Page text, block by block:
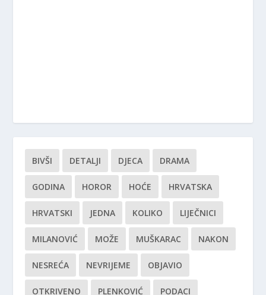
BIVŠI DETALJI DJECA DRAMA
GODINA HOROR HOĆE HRVATSKA
HRVATSKI JEDNA KOLIKO LIJEČNICI
MILANOVIĆ MOŽE MUŠKARAC NAKON
NESREĆA NEVRIJEME OBJAVIO
OTKRIVENO PLENKOVIĆ PODACI